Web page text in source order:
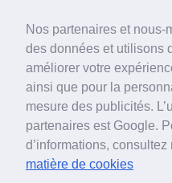
Nos partenaires et nous-
des données et utilisons
améliorer votre
ainsi que pour la
mesure des publicités.
partenaires est Google.
d’informations, consultez
matière de cookies